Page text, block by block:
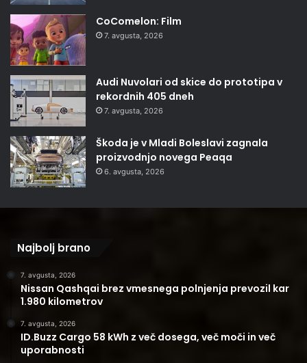
CoComelon: Film
7. avgusta, 2026
Audi Nuvolari od skice do prototipa v
rekordnih 405 dneh
7. avgusta, 2026
Škoda je v Mladi Boleslavi zagnala
proizvodnjo novega Peaqa
6. avgusta, 2026
Najbolj brano
7. avgusta, 2026
Nissan Qashqai brez vmesnega polnjenja prevozil kar
1.980 kilometrov
7. avgusta, 2026
ID.Buzz Cargo 58 kWh z več dosega, več moči in več
uporabnosti